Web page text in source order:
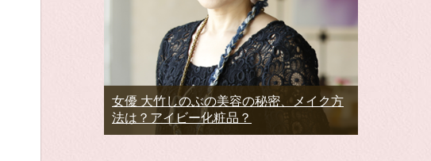
女優 大竹しのぶの美容の秘密、メイク方
法は？アイビー化粧品？